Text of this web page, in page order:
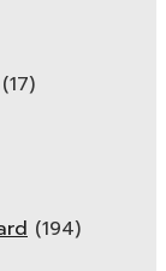
(17)
(194)